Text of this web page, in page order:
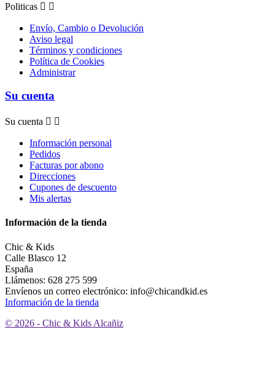
Politicas  
Envío, Cambio o Devolución
Aviso legal
Términos y condiciones
Política de Cookies
Administrar
Su cuenta
Su cuenta  
Información personal
Pedidos
Facturas por abono
Direcciones
Cupones de descuento
Mis alertas
Información de la tienda
Chic & Kids
Calle Blasco 12
España
Llámenos: 628 275 599
Envíenos un correo electrónico: info@chicandkid.es
Información de la tienda
© 2026 - Chic & Kids Alcañiz